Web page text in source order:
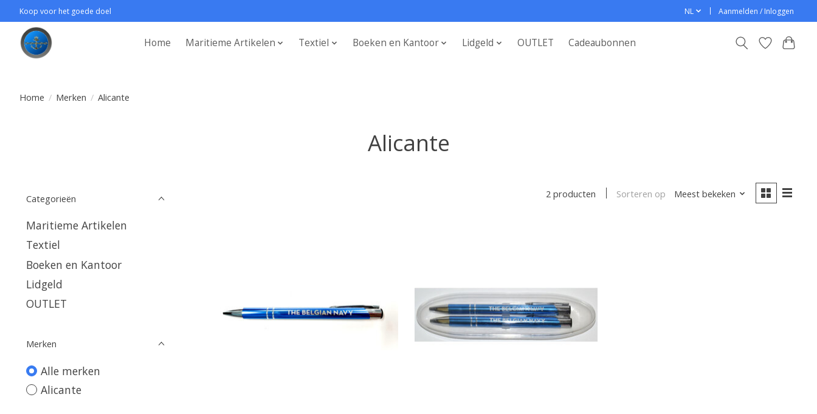
Koop voor het goede doel NL Aanmelden / Inloggen
Home Maritieme Artikelen Textiel Boeken en Kantoor Lidgeld OUTLET Cadeaubonnen
Home / Merken / Alicante
Alicante
Categorieën
Maritieme Artikelen
Textiel
Boeken en Kantoor
Lidgeld
OUTLET
Merken
Alle merken
Alicante
2 producten Sorteren op Meest bekeken